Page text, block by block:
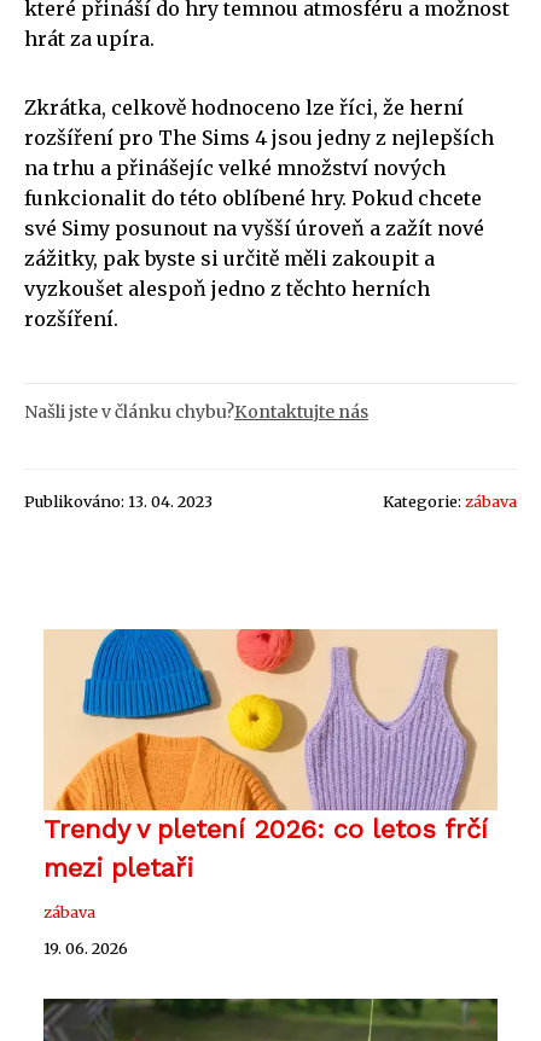
které přináší do hry temnou atmosféru a možnost
hrát za upíra.
Zkrátka, celkově hodnoceno lze říci, že herní
rozšíření pro The Sims 4 jsou jedny z nejlepších
na trhu a přinášejíc velké množství nových
funkcionalit do této oblíbené hry. Pokud chcete
své Simy posunout na vyšší úroveň a zažít nové
zážitky, pak byste si určitě měli zakoupit a
vyzkoušet alespoň jedno z těchto herních
rozšíření.
Našli jste v článku chybu?Kontaktujte nás
Publikováno: 13. 04. 2023 Kategorie: zábava
Trendy v pletení 2026: co letos frčí
mezi pletaři
zábava
19. 06. 2026